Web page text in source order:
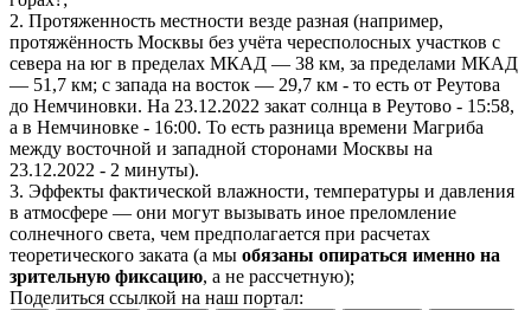
2. Протяженность местности везде разная (например,
протяжённость Москвы без учёта чересполосных участков с
севера на юг в пределах МКАД — 38 км, за пределами МКАД
— 51,7 км; с запада на восток — 29,7 км - то есть от Реутова
до Немчиновки. На 23.12.2022 закат солнца в Реутово - 15:58,
а в Немчиновке - 16:00. То есть разница времени Магриба
между восточной и западной сторонами Москвы на
23.12.2022 - 2 минуты).
3. Эффекты фактической влажности, температуры и давления
в атмосфере — они могут вызывать иное преломление
солнечного света, чем предполагается при расчетах
теоретического заката (а мы обязаны опираться именно на
зрительную фиксацию, а не рассчетную);
Поделиться ссылкой на наш портал: